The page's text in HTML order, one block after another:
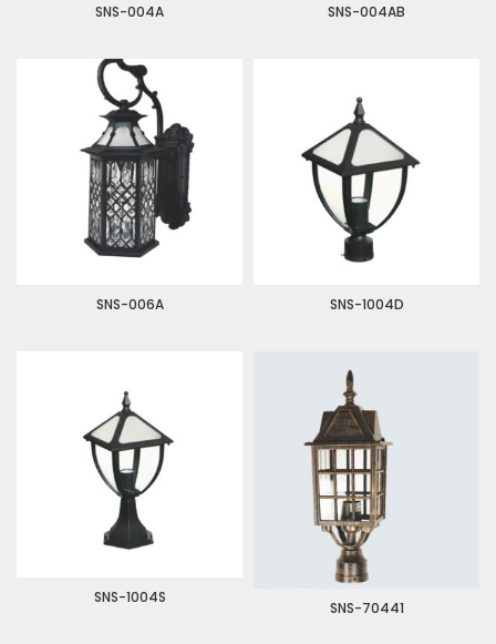
SNS-004A SNS-004AB
SNS-006A SNS-1004D
SNS-1004S
SNS-70441